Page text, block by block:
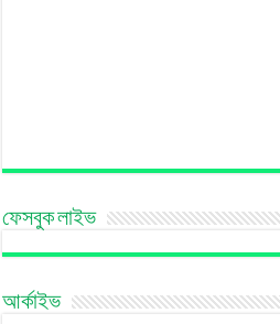
ফেসবুক লাইভ
আর্কাইভ